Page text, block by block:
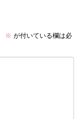
※ が付いている欄は必